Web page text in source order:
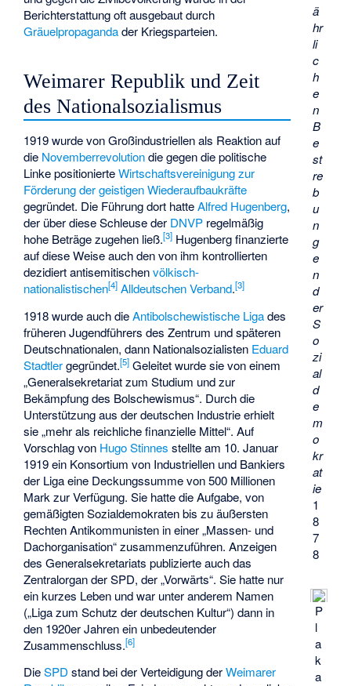
ä
hr
li
c
h
e
n
B
e
st
re
b
u
n
g
e
n
d
er
S
o
zi
al
d
e
m
o
kr
at
ie
1
8
7
8
Berichterstattung oft ausgebaut durch
Gräuelpropagandader Kriegsparteien.
Weimarer Republik und Zeit
des Nationalsozialismus
P
l
a
k
a
1919 wurde von Großindustriellen als Reaktion auf
die Novemberrevolutiondie gegen die politische
Linke positionierteWirtschaftsvereinigung zur
Förderung der geistigen Wiederaufbaukräfte
gegründet. Die Führung dort hatteAlfred Hugenberg,
der über diese Schleuse der DNVP regelmäßig
hohe Beträge zugehen ließ.[3] Hugenberg finanzierte
auf diese Weise auch den von ihm kontrollierten
dezidiert antisemitischenvölkisch-
nationalistischen[4] Alldeutschen Verband.[3]
1918 wurde auch dieAntibolschewistische Ligades
früheren Jugendführers des Zentrum und späteren
Deutschnationalen, dann Nationalsozialisten Eduard
Stadtlergegründet.[5] Geleitet wurde sie von einem
„Generalsekretariat zum Studium und zur
Bekämpfung des Bolschewismus“. Durch die
Unterstützung aus der deutschen Industrie erhielt
sie „mehr als reichliche finanzielle Mittel“. Auf
Vorschlag von Hugo Stinnes stellte am 10. Januar
1919 ein Konsortium von Industriellen und Bankiers
der Liga eine Deckungssumme von 500 Millionen
Mark zur Verfügung. Sie hatte die Aufgabe, von
gemäßigten Sozialdemokraten bis zu äußersten
Rechten Antikommunisten in einer „Massen- und
Dachorganisation“ zusammenzuführen. Anzeigen
des Generalsekretariats publizierte auch das
Zentralorgan der SPD, der „Vorwärts“. Sie hatte nur
ein kurzes Leben und war unter anderem Namen
(„Liga zum Schutz der deutschen Kultur“) dann in
den 1920er Jahren ein unbedeutender
Zusammenschluss.[6]
DieSPD stand bei der Verteidigung derWeimarer